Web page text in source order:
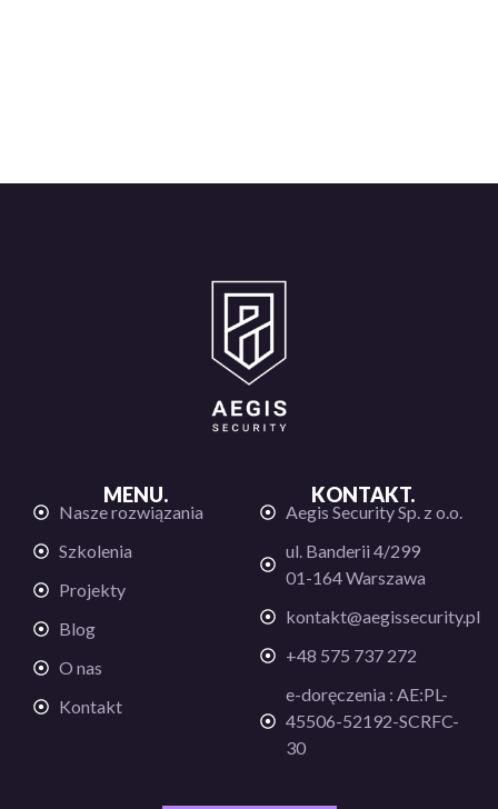
MENU.
Nasze rozwiązania
Szkolenia
Projekty
Blog
O nas
Kontakt
KONTAKT.
Aegis Security Sp. z o.o.
ul. Banderii 4/299
01-164 Warszawa
kontakt@aegissecurity.pl
+48 575 737 272
e-doręczenia : AE:PL-
45506-52192-SCRFC-
30